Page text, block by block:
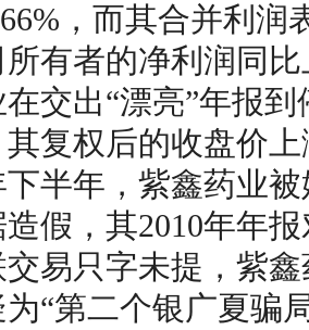
，而其合并利润
有者的净利润同比
交出“漂亮”年报
复权后的收盘价
年，紫鑫药业被
假，其2010年年
交易只字未提，紫
“第二个银广夏骗